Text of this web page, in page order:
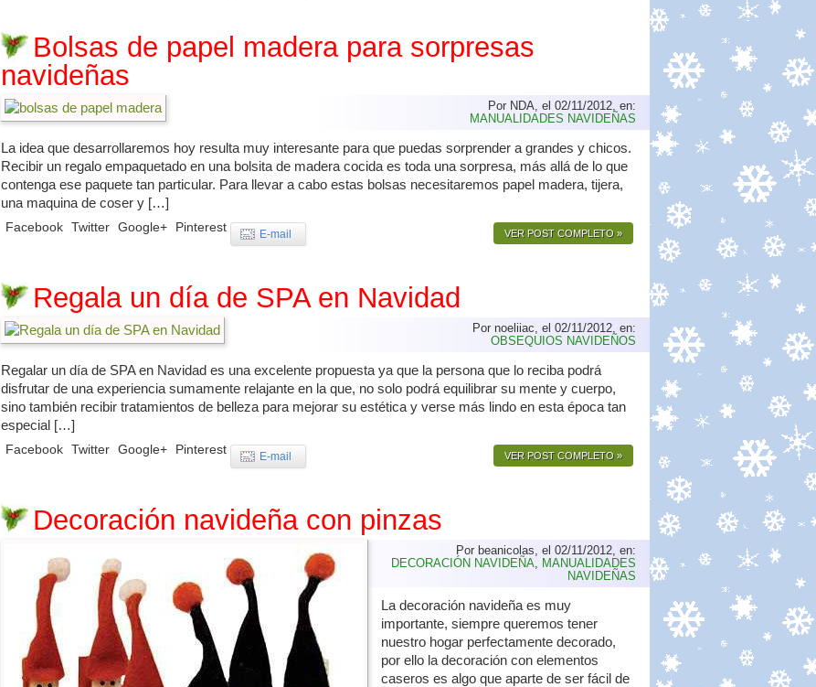
Bolsas de papel madera para sorpresas
navideñas
Por NDA, el 02/11/2012, en:
MANUALIDADES NAVIDEÑAS
La idea que desarrollaremos hoy resulta muy interesante para que puedas sorprender a grandes y chicos.
Recibir un regalo empaquetado en una bolsita de madera cocida es toda una sorpresa, más allá de lo que
contenga ese paquete tan particular. Para llevar a cabo estas bolsas necesitaremos papel madera, tijera,
una maquina de coser y […]
Facebook Twitter Google+ Pinterest E-mail VER POST COMPLETO »
Regala un día de SPA en Navidad
Por noeliiac, el 02/11/2012, en:
OBSEQUIOS NAVIDEÑOS
Regalar un día de SPA en Navidad es una excelente propuesta ya que la persona que lo reciba podrá
disfrutar de una experiencia sumamente relajante en la que, no solo podrá equilibrar su mente y cuerpo,
sino también recibir tratamientos de belleza para mejorar su estética y verse más lindo en esta época tan
especial […]
Facebook Twitter Google+ Pinterest E-mail VER POST COMPLETO »
Decoración navideña con pinzas
Por beanicolas, el 02/11/2012, en:
DECORACIÓN NAVIDEÑA
MANUALIDADES
NAVIDEÑAS
La decoración navideña es muy
importante, siempre queremos tener
nuestro hogar perfectamente decorado,
por ello la decoración con elementos
caseros es algo que aparte de ser fácil de